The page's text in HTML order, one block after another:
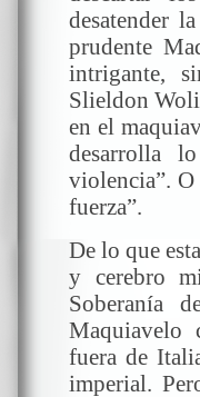
desatender
prudente
intrigante,
Slieldon
en el
desarrolla
violencia”. O
fuerza”.
De lo que
y cerebro
Soberanía
Maquiavelo
fuera de
imperial.